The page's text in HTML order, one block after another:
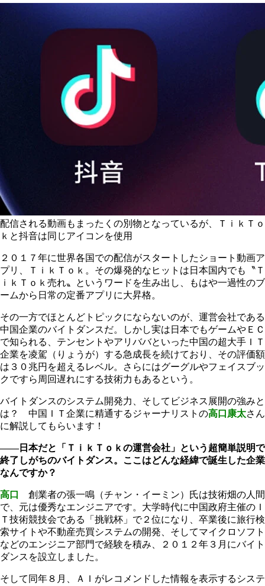
配信される動画もまったくの別物となっているが、ＴｉｋＴｏ
ｋと抖音は同じアイコンを使用
２０１７年に世界各国での配信がスタートしたショート動画ア
プリ、ＴｉｋＴｏｋ。その爆発的なヒットは日本国内でも〝Ｔ
ｉｋＴｏｋ売れ〟というワードを生み出し、もはや一過性のブ
ームから日常の定番アプリに大昇格。
その一方でほとんどトピックにならないのが、運営会社である
中国企業のバイトダンスだ。しかし実は日本でもゲームやＥＣ
で知られる、テンセントやアリババといった中国の超大手ＩＴ
企業を凌駕（りょうが）する急成長を続けており、その評価額
は３０兆円を超えるレベル。さらにはグーグルやフェイスブッ
クですら周回遅れにする技術力もあるという。
バイトダンスのシステム開発力、そしてビジネス展開の強みと
は？ 中国ＩＴ企業に精通するジャーナリストの高口康太さん
に解説してもらいます！
――日本だと「ＴｉｋＴｏｋの運営会社」という超簡単説明で
終了しがちのバイトダンス。ここはどんな経緯で誕生した企業
なんですか？
高口
創業者の張一鳴（チャン・イーミン）氏は技術畑の人間
で、元は優秀なエンジニアです。大学時代に中国政府主催のＩ
Ｔ技術競技会である「挑戦杯」で２位になり、卒業後に旅行検
索サイトや不動産売買システムの開発、そしてマイクロソフト
などのエンジニア部門で経験を積み、２０１２年３月にバイト
ダンスを設立しました。
そして同年８月、ＡＩがレコメンドした情報を表示するシステ